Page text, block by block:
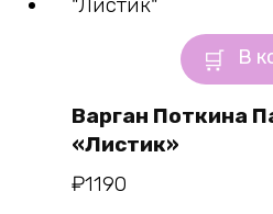
В
Варган Поткина
«Листик»
₽1190